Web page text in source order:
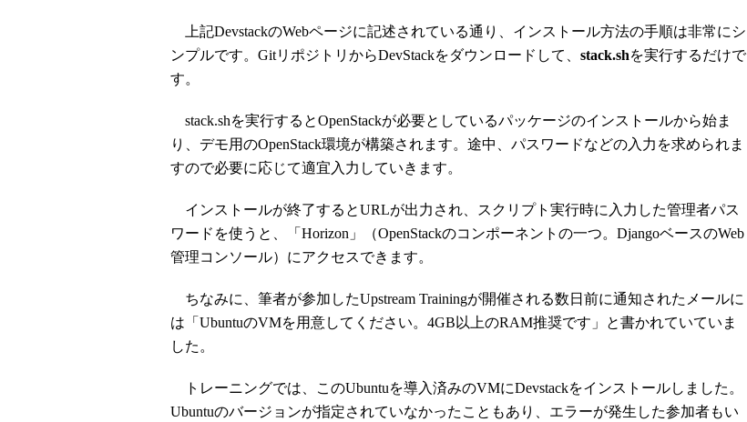
上記DevstackのWebページに記述されている通り、インストール方法の手順は非常にシ
ンプルです。GitリポジトリからDevStackをダウンロードして、 stack.shを実行するだけで
す。
stack.shを実行するとOpenStackが必要としているパッケージのインストールから始ま
り、デモ用のOpenStack環境が構築されます。途中、パスワードなどの入力を求められま
すので必要に応じて適宜入力していきます。
インストールが終了するとURLが出力され、スクリプト実行時に入力した管理者パス
ワードを使うと、「Horizon」（OpenStackのコンポーネントの一つ。DjangoベースのWeb
管理コンソール）にアクセスできます。
ちなみに、筆者が参加したUpstream Trainingが開催される数日前に通知されたメールに
は「UbuntuのVMを用意してください。4GB以上のRAM推奨です」と書かれていていま
した。
トレーニングでは、このUbuntuを導入済みのVMにDevstackをインストールしました。
Ubuntuのバージョンが指定されていなかったこともあり、エラーが発生した参加者もい